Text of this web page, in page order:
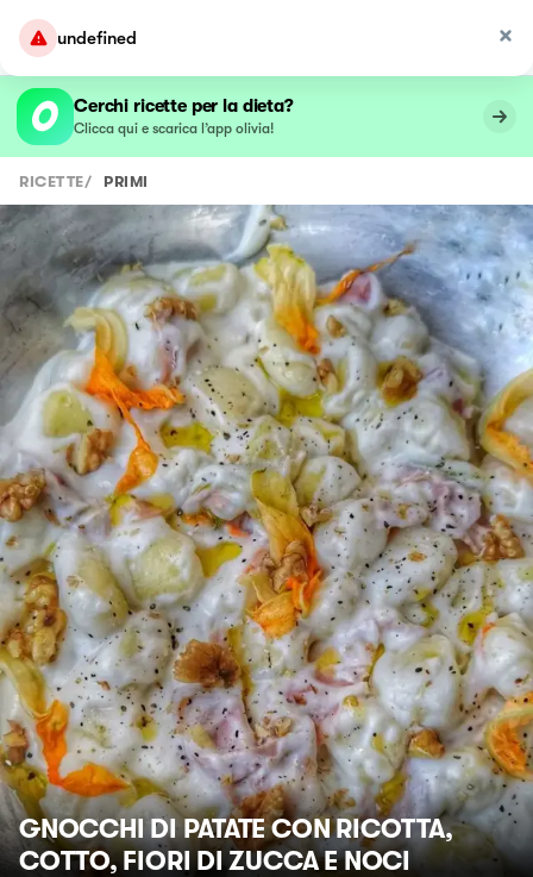
Cerchi ricette per la dieta?
Clicca qui e scarica l’app olivia!
RICETTE/ PRIMI
GNOCCHI DI PATATE CON RICOTTA,
COTTO, FIORI DI ZUCCA E NOCI